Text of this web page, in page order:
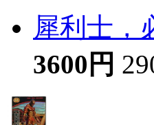
犀利士，
3600円